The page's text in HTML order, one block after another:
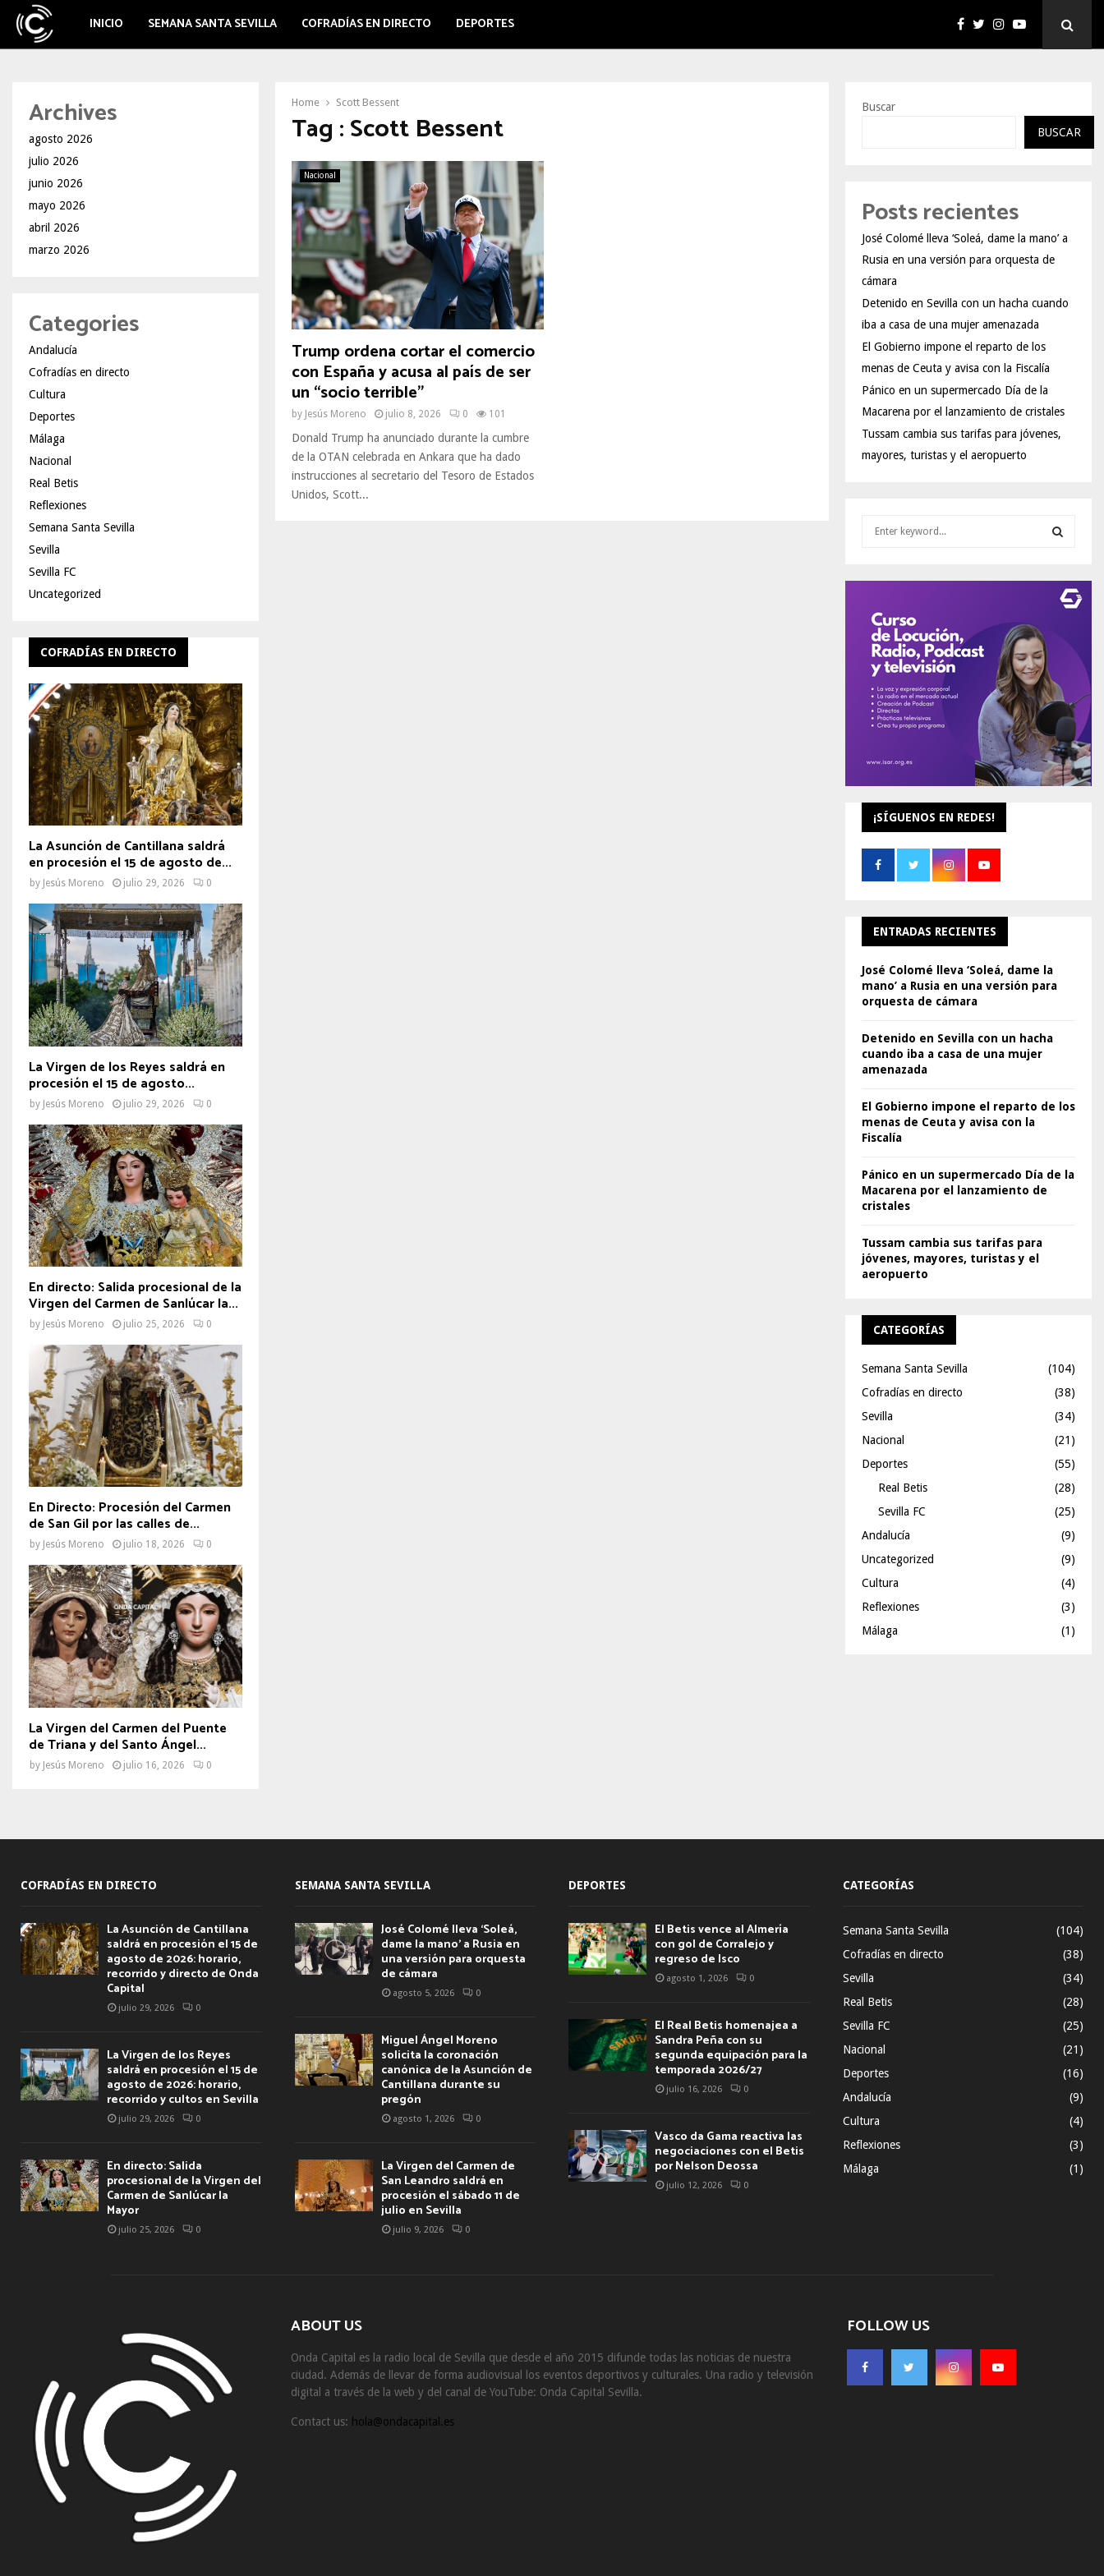
INICIO SEMANA SANTA SEVILLA COFRADÍAS EN DIRECTO DEPORTES
Home Scott Bessent
Tag : Scott Bessent
Nacional
Trump ordena cortar el comercio
con España y acusa al país de ser
un “socio terrible”
by Jesús Moreno julio 8, 2026 0 101
Donald Trump ha anunciado durante la cumbre
de la OTAN celebrada en Ankara que ha dado
instrucciones al secretario del Tesoro de Estados
Unidos, Scott...
Archives
agosto 2026
julio 2026
junio 2026
mayo 2026
abril 2026
marzo 2026
Categories
Andalucía
Cofradías en directo
Cultura
Deportes
Málaga
Nacional
Real Betis
Reflexiones
Semana Santa Sevilla
Sevilla
Sevilla FC
Uncategorized
COFRADÍAS EN DIRECTO
La Asunción de Cantillana saldrá
en procesión el 15 de agosto de...
by Jesús Moreno julio 29, 2026 0
La Virgen de los Reyes saldrá en
procesión el 15 de agosto...
by Jesús Moreno julio 29, 2026 0
En directo: Salida procesional de la
Virgen del Carmen de Sanlúcar la...
by Jesús Moreno julio 25, 2026 0
En Directo: Procesión del Carmen
de San Gil por las calles de...
by Jesús Moreno julio 18, 2026 0
La Virgen del Carmen del Puente
de Triana y del Santo Ángel...
by Jesús Moreno julio 16, 2026 0
Buscar
BUSCAR
Posts recientes
José Colomé lleva ‘Soleá, dame la mano’ a
Rusia en una versión para orquesta de
cámara
Detenido en Sevilla con un hacha cuando
iba a casa de una mujer amenazada
El Gobierno impone el reparto de los
menas de Ceuta y avisa con la Fiscalía
Pánico en un supermercado Día de la
Macarena por el lanzamiento de cristales
Tussam cambia sus tarifas para jóvenes,
mayores, turistas y el aeropuerto
C
H
¡SÍGUENOS EN REDES!
ENTRADAS RECIENTES
José Colomé lleva ‘Soleá, dame la
mano’ a Rusia en una versión para
orquesta de cámara
Detenido en Sevilla con un hacha
cuando iba a casa de una mujer
amenazada
El Gobierno impone el reparto de los
menas de Ceuta y avisa con la
Fiscalía
Pánico en un supermercado Día de la
Macarena por el lanzamiento de
cristales
Tussam cambia sus tarifas para
jóvenes, mayores, turistas y el
aeropuerto
CATEGORÍAS
Semana Santa Sevilla
(104)
Cofradías en directo
(38)
Sevilla
(34)
Nacional
(21)
Deportes
(55)
Real Betis
(28)
Sevilla FC
(25)
Andalucía
(9)
Uncategorized
(9)
Cultura
(4)
Reflexiones
(3)
Málaga
(1)
COFRADÍAS EN DIRECTO
La Asunción de Cantillana
saldrá en procesión el 15 de
agosto de 2026: horario,
recorrido y directo de Onda
Capital
julio 29, 2026 0
La Virgen de los Reyes
saldrá en procesión el 15 de
agosto de 2026: horario,
recorrido y cultos en Sevilla
julio 29, 2026 0
En directo: Salida
procesional de la Virgen del
Carmen de Sanlúcar la
Mayor
julio 25, 2026 0
SEMANA SANTA SEVILLA
José Colomé lleva ‘Soleá,
dame la mano’ a Rusia en
una versión para orquesta
de cámara
agosto 5, 2026 0
Miguel Ángel Moreno
solicita la coronación
canónica de la Asunción de
Cantillana durante su
pregón
agosto 1, 2026 0
La Virgen del Carmen de
San Leandro saldrá en
procesión el sábado 11 de
julio en Sevilla
julio 9, 2026 0
DEPORTES
El Betis vence al Almería
con gol de Corralejo y
regreso de Isco
agosto 1, 2026 0
El Real Betis homenajea a
Sandra Peña con su
segunda equipación para la
temporada 2026/27
julio 16, 2026 0
Vasco da Gama reactiva las
negociaciones con el Betis
por Nelson Deossa
julio 12, 2026 0
CATEGORÍAS
Semana Santa Sevilla
(104)
Cofradías en directo
(38)
Sevilla
(34)
Real Betis
(28)
Sevilla FC
(25)
Nacional
(21)
Deportes
(16)
Andalucía
(9)
Cultura
(4)
Reflexiones
(3)
Málaga
(1)
ABOUT US
Onda Capital es la radio local de Sevilla que desde el año 2015 difunde todas las noticias de nuestra
ciudad. Además de llevar de forma audiovisual los eventos deportivos y culturales. Una radio y televisión
digital a través de la web y del canal de YouTube: Onda Capital Sevilla.
Contact us: hola@ondacapital.es
FOLLOW US